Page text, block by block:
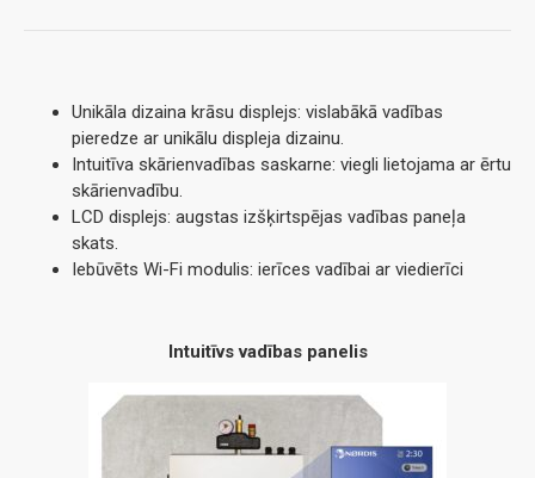
Unikāla dizaina krāsu displejs: vislabākā vadības
pieredze ar unikālu displeja dizainu.
Intuitīva skārienvadības saskarne: viegli lietojama ar ērtu
skārienvadību.
LCD displejs: augstas izšķirtspējas vadības paneļa
skats.
Iebūvēts Wi-Fi modulis: ierīces vadībai ar viedierīci
Intuitīvs vadības panelis